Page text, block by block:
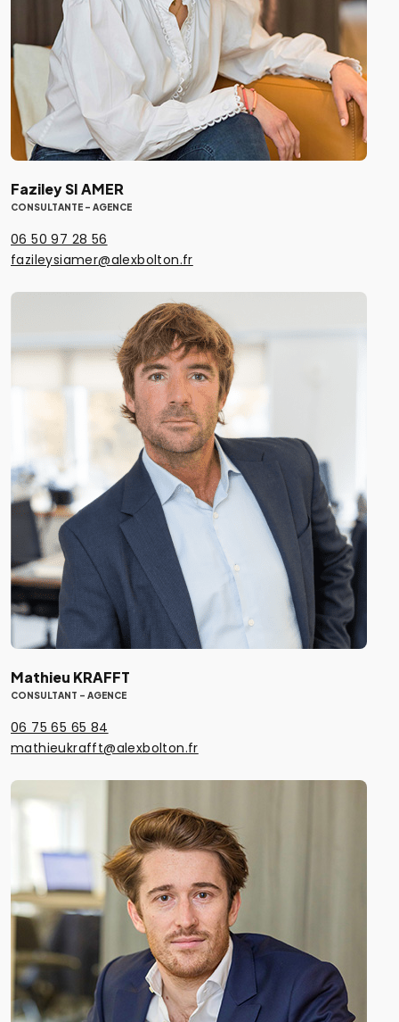
Faziley SI AMER
CONSULTANTE - AGENCE
06 50 97 28 56
fazileysiamer@alexbolton.fr
Mathieu KRAFFT
CONSULTANT - AGENCE
06 75 65 65 84
mathieukrafft@alexbolton.fr